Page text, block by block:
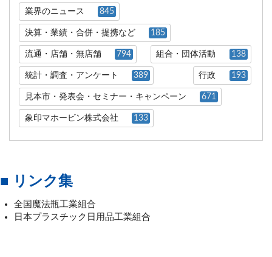
業界のニュース 845
決算・業績・合併・提携など 185
流通・店舗・無店舗 794 組合・団体活動 138
統計・調査・アンケート 389 行政 193
見本市・発表会・セミナー・キャンペーン 671
象印マホービン株式会社 133
■ リンク集
全国魔法瓶工業組合
日本プラスチック日用品工業組合